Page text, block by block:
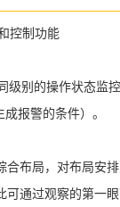
控制功能
的操作状态监
报警的条件）。
局，对布局安排
过观察的第一眼